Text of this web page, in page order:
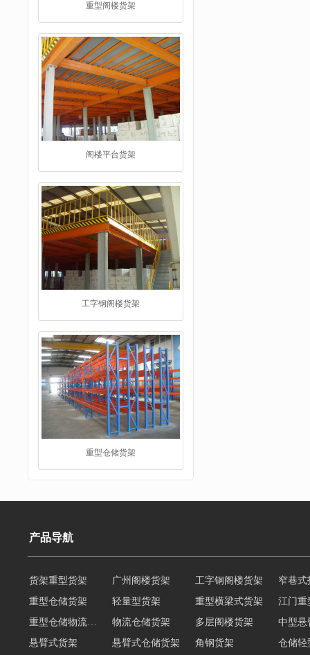
阁楼平台货架
工字钢阁楼货架
重型仓储货架
仓储货架
阁楼货架
产品导航
重型仓储货架 轻量型货架 重型横梁式货架
江门重
物流仓储货架 多层阁楼货架
中型悬
悬臂式货架
悬臂式仓储货架 角钢货架
仓储轻
轻型货架
轻型仓储货架 移动式货架 横梁式